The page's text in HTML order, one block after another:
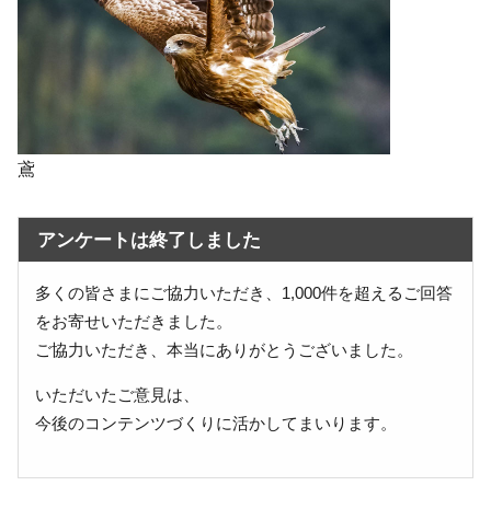
鳶
アンケートは終了しました
多くの皆さまにご協力いただき、1,000件を超えるご回答
をお寄せいただきました。
ご協力いただき、本当にありがとうございました。
いただいたご意見は、
今後のコンテンツづくりに活かしてまいります。